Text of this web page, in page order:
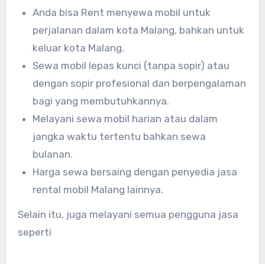
Anda bisa Rent menyewa mobil untuk
perjalanan dalam kota Malang, bahkan untuk
keluar kota Malang.
Sewa mobil lepas kunci (tanpa sopir) atau
dengan sopir profesional dan berpengalaman
bagi yang membutuhkannya.
Melayani sewa mobil harian atau dalam
jangka waktu tertentu bahkan sewa
bulanan.
Harga sewa bersaing dengan penyedia jasa
rental mobil Malang lainnya.
Selain itu, juga melayani semua pengguna jasa
seperti